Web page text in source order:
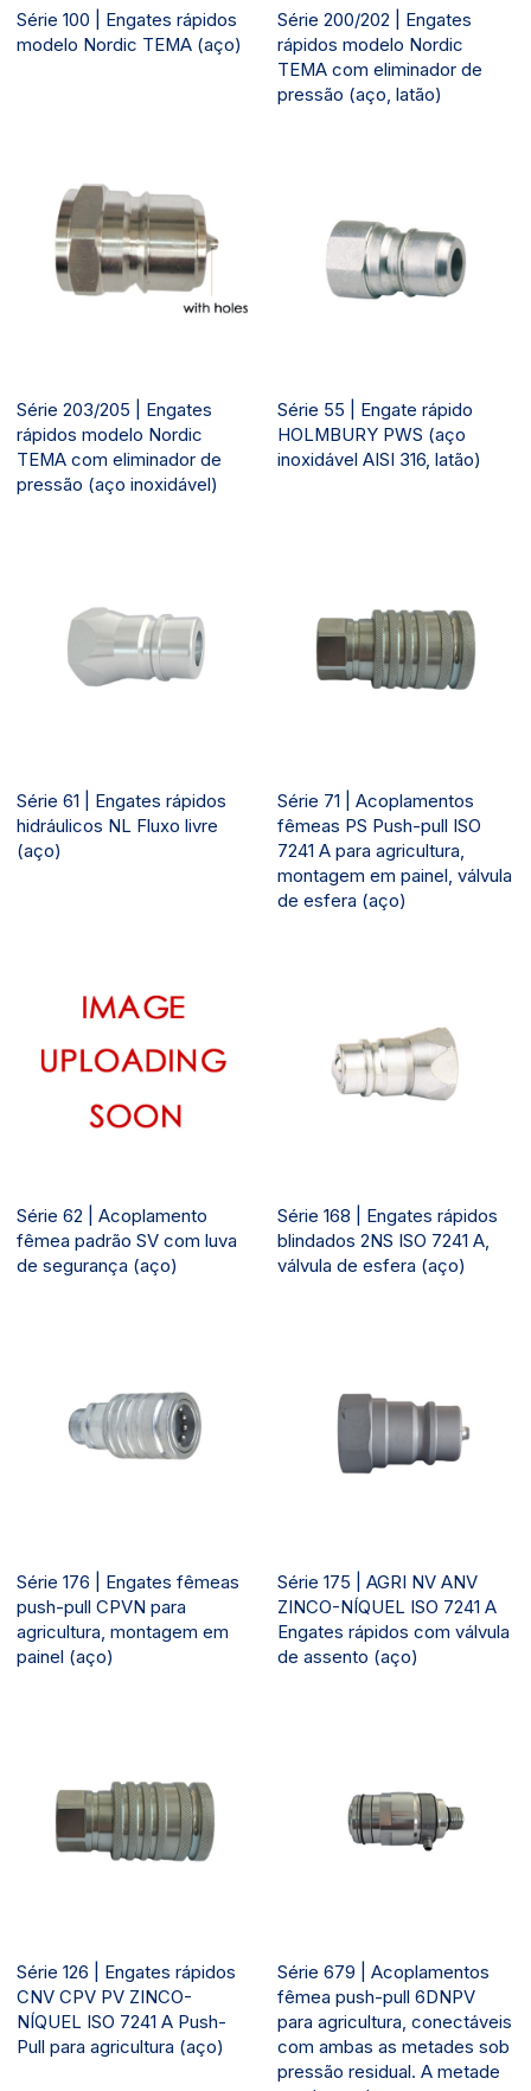
Série 100 | Engates rápidos
modelo Nordic TEMA (aço)
Série 200/202 | Engates
rápidos modelo Nordic
TEMA com eliminador de
pressão (aço, latão)
Série 203/205 | Engates
rápidos modelo Nordic
TEMA com eliminador de
pressão (aço inoxidável)
Série 55 | Engate rápido
HOLMBURY PWS (aço
inoxidável AISI 316, latão)
Série 61 | Engates rápidos
hidráulicos NL Fluxo livre
(aço)
Série 71 | Acoplamentos
fêmeas PS Push-pull ISO
7241 A para agricultura,
montagem em painel, válvula
de esfera (aço)
Série 62 | Acoplamento
fêmea padrão SV com luva
de segurança (aço)
Série 168 | Engates rápidos
blindados 2NS ISO 7241 A,
válvula de esfera (aço)
Série 176 | Engates fêmeas
push-pull CPVN para
agricultura, montagem em
painel (aço)
Série 175 | AGRI NV ANV
ZINCO-NÍQUEL ISO 7241 A
Engates rápidos com válvula
de assento (aço)
Série 126 | Engates rápidos
CNV CPV PV ZINCO-
NÍQUEL ISO 7241 A Push-
Pull para agricultura (aço)
Série 679 | Acoplamentos
fêmea push-pull 6DNPV
para agricultura, conectáveis
com ambas as metades sob
pressão residual. A metade